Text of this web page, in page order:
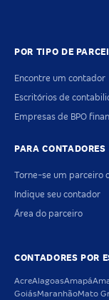
POR TIPO DE
Encontre um contador
Escritórios de
Empresas de BPO
PARA CONTADORES
Torne-se um parceiro
Indique seu contador
Área do parceiro
CONTADORES POR
AcreAlagoasAmapá
GoiásMaranhãoMato